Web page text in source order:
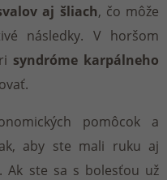
aj šliach, čo môže
následky. V horšom
syndróme karpálneho
pomôcok a
aby ste mali ruku aj
Ak ste sa s bolesťou už